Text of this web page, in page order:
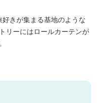
きが集まる基地のような
リーにはロールカーテンが